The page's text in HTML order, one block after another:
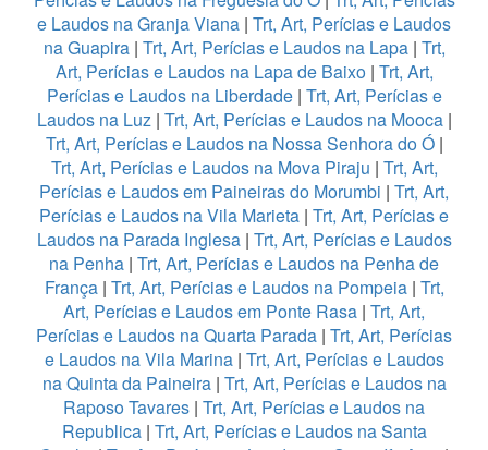
e Laudos na Granja Viana | Trt, Art, Perícias e Laudos
na Guapira| Trt, Art, Perícias e Laudos na Lapa| Trt,
Art, Perícias e Laudos na Lapa de Baixo | Trt, Art,
Perícias e Laudos na Liberdade | Trt, Art, Perícias e
Laudos na Luz| Trt, Art, Perícias e Laudos na Mooca|
Trt, Art, Perícias e Laudos na Nossa Senhora do Ó|
Trt, Art, Perícias e Laudos na Mova Piraju | Trt, Art,
Perícias e Laudos em Paineiras do Morumbi | Trt, Art,
Perícias e Laudos na Vila Marieta | Trt, Art, Perícias e
Laudos na Parada Inglesa | Trt, Art, Perícias e Laudos
na Penha | Trt, Art, Perícias e Laudos na Penha de
França | Trt, Art, Perícias e Laudos na Pompeia| Trt,
Art, Perícias e Laudos em Ponte Rasa | Trt, Art,
Perícias e Laudos na Quarta Parada | Trt, Art, Perícias
e Laudos na Vila Marina| Trt, Art, Perícias e Laudos
na Quinta da Paineira| Trt, Art, Perícias e Laudos na
Raposo Tavares | Trt, Art, Perícias e Laudos na
Republica| Trt, Art, Perícias e Laudos na Santa